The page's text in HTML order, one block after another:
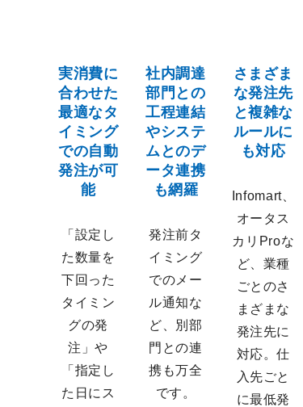
実消費に
合わせた
最適なタ
イミング
での自動
発注が可
能
「設定し
た数量を
下回った
タイミン
グの発
注」や
「指定し
た日にス
社内調達
部門との
工程連結
やシステ
ムとのデ
ータ連携
も網羅
発注前タ
イミング
でのメー
ル通知な
ど、別部
門との連
携も万全
です。
さまざま
な発注先
と複雑な
ルールに
も対応
Infomart、
オータス
カリProな
ど、業種
ごとのさ
まざまな
発注先に
対応。仕
入先ごと
に最低発